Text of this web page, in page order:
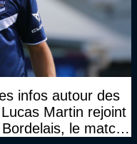
infos autour des
Martin rejoint
le match